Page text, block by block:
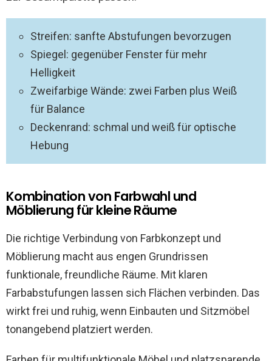
Streifen: sanfte Abstufungen bevorzugen
Spiegel: gegenüber Fenster für mehr
Helligkeit
Zweifarbige Wände: zwei Farben plus Weiß
für Balance
Deckenrand: schmal und weiß für optische
Hebung
Kombination von Farbwahl und
Möblierung für kleine Räume
Die richtige Verbindung von Farbkonzept und
Möblierung macht aus engen Grundrissen
funktionale, freundliche Räume. Mit klaren
Farbabstufungen lassen sich Flächen verbinden. Das
wirkt frei und ruhig, wenn Einbauten und Sitzmöbel
tonangebend platziert werden.